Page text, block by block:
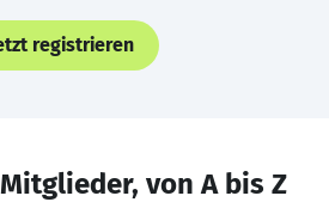
registrieren
Mitglieder, von A bis Z